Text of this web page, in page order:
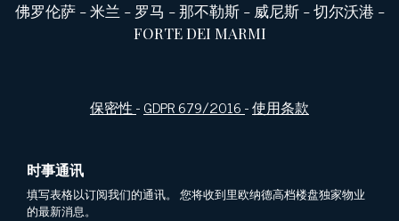
佛罗伦萨-米兰 - 罗马 -那不勒斯- 威尼斯-切尔沃港 -
FORTE DEI MARMI
保密性-GDPR 679/2016-使用条款
时事通讯
填写表格以订阅我们的通讯。 您将收到里欧纳德高档楼盘独家物业
的最新消息。